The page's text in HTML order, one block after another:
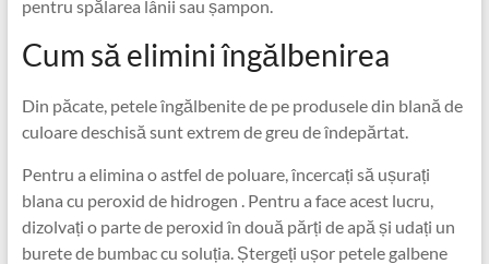
pentru spălarea lânii sau șampon.
Cum să elimini îngălbenirea
Din păcate, petele îngălbenite de pe produsele din blană de
culoare deschisă sunt extrem de greu de îndepărtat.
Pentru a elimina o astfel de poluare, încercați să ușurați
blana cu peroxid de hidrogen . Pentru a face acest lucru,
dizolvați o parte de peroxid în două părți de apă și udați un
burete de bumbac cu soluția. Ștergeți ușor petele galbene